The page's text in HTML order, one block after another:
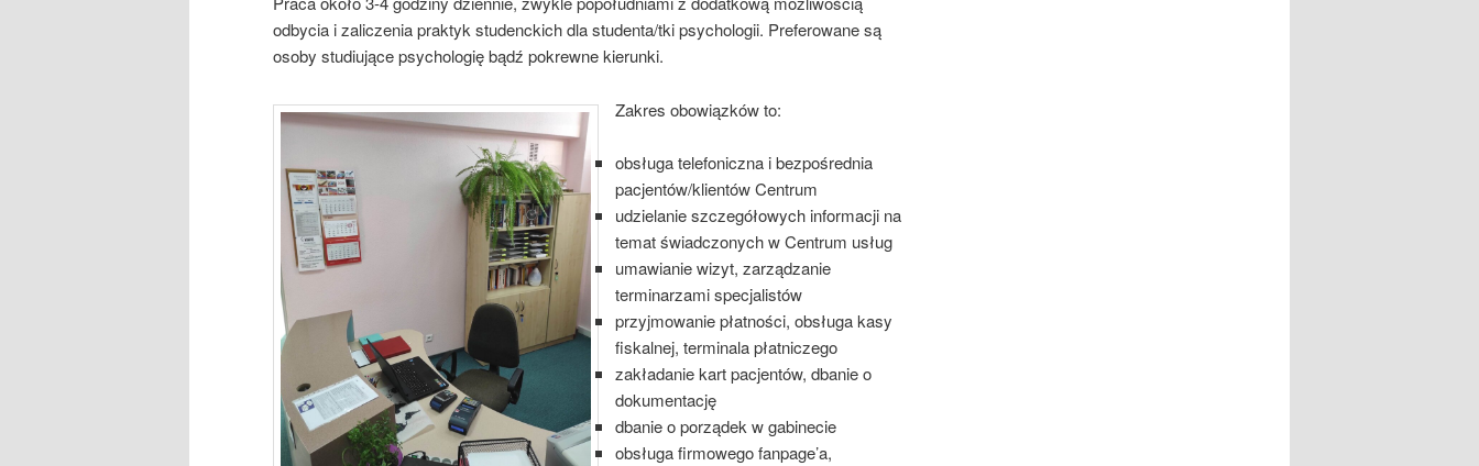
odbycia i zaliczenia praktyk studenckich dla studenta/tki psychologii. Preferowane są
osoby studiujące psychologię bądź pokrewne kierunki.
Zakres obowiązków to:
obsługa telefoniczna i bezpośrednia
pacjentów/klientów Centrum
udzielanie szczegółowych informacji na
temat świadczonych w Centrum usług
umawianie wizyt, zarządzanie
terminarzami specjalistów
przyjmowanie płatności, obsługa kasy
fiskalnej, terminala płatniczego
zakładanie kart pacjentów, dbanie o
dokumentację
dbanie o porządek w gabinecie
obsługa firmowego fanpage’a,